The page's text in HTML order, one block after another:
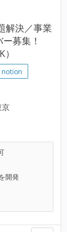
解決／事業
募集！
notion
京
開発